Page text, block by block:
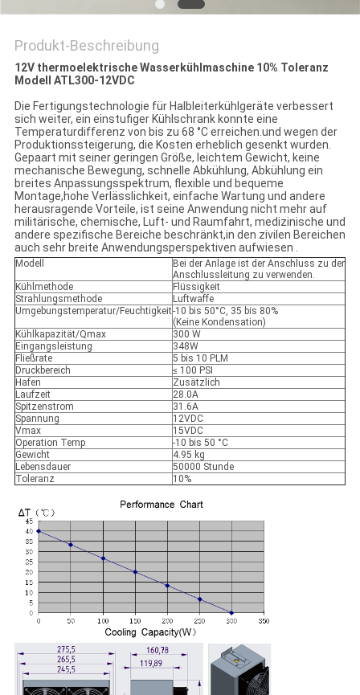
Produkt-Beschreibung
12V thermoelektrische Wasserkühlmaschine 10% Toleranz
Modell ATL300-12VDC
Die Fertigungstechnologie für Halbleiterkühlgeräte verbessert
sich weiter, ein einstufiger Kühlschrank konnte eine
Temperaturdifferenz von bis zu 68 °C erreichen.und wegen der
Produktionssteigerung, die Kosten erheblich gesenkt wurden.
Gepaart mit seiner geringen Größe, leichtem Gewicht, keine
mechanische Bewegung, schnelle Abkühlung, Abkühlung ein
breites Anpassungsspektrum, flexible und bequeme
Montage,hohe Verlässlichkeit, einfache Wartung und andere
herausragende Vorteile, ist seine Anwendung nicht mehr auf
militärische, chemische, Luft- und Raumfahrt, medizinische und
andere spezifische Bereiche beschränkt,in den zivilen Bereichen
auch sehr breite Anwendungsperspektiven aufwiesen .
Modell
Bei der Anlage ist der Anschluss zu der
Anschlussleitung zu verwenden.
Kühlmethode
Flüssigkeit
Strahlungsmethode
Luftwaffe
Umgebungstemperatur/Feuchtigkeit-10 bis 50°C, 35 bis 80%
(Keine Kondensation)
Kühlkapazität/Qmax
300 W
Eingangsleistung
348W
Fließrate
5 bis 10 PLM
Druckbereich
≤ 100 PSI
Hafen
Zusätzlich
Laufzeit
28.0A
Spitzenstrom
31.6A
Spannung
12VDC
Vmax
15VDC
Operation Temp
-10 bis 50 °C
Gewicht
4.95 kg
Lebensdauer
50000 Stunde
Toleranz
10%